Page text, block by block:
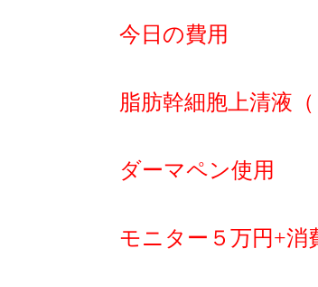
今日の費用
脂肪幹細胞上清液
ダーマペン使用
モニター５万円+消